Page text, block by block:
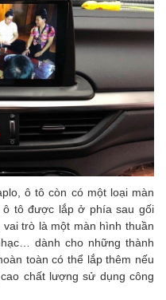
ô tô còn có một loại màn
tô được lắp ở phía sau gối
trò là một màn hình thuần
dành cho những thành
toàn có thể lắp thêm nếu
chất lượng sử dụng công